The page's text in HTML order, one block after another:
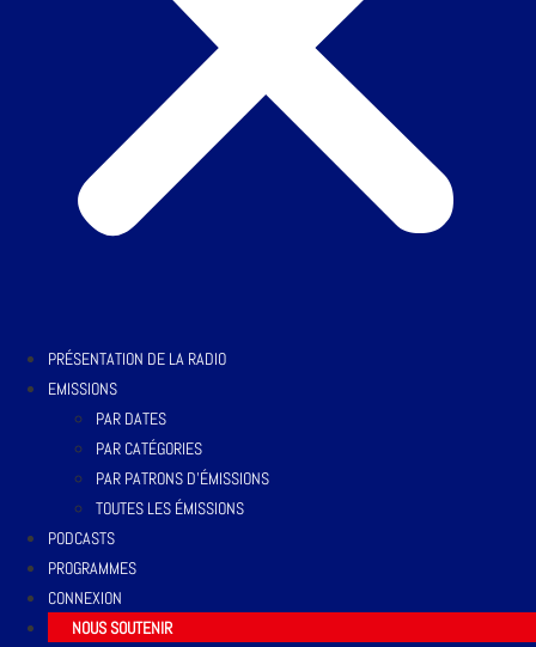
PRÉSENTATION DE LA RADIO
EMISSIONS
PAR DATES
PAR CATÉGORIES
PAR PATRONS D’ÉMISSIONS
TOUTES LES ÉMISSIONS
PODCASTS
PROGRAMMES
CONNEXION
NOUS SOUTENIR